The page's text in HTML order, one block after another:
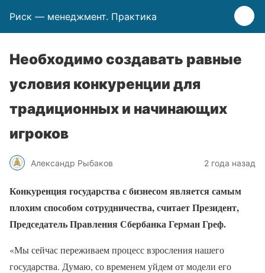
Риск — менеджмент. Практика
Необходимо создавать равные
условия конкуренции для
традиционных и начинающих
игроков
Александр Рыбаков 2 года назад
Конкуренция государства с бизнесом является самым
плохим способом сотрудничества, считает Президент,
Председатель Правления Сбербанка Герман Греф.
«Мы сейчас переживаем процесс взросления нашего
государства. Думаю, со временем уйдем от модели его